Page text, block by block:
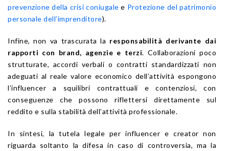
prevenzione della crisi coniugale e Protezione del patrimonio
personale dell’imprenditore).
Infine, non va trascurata la responsabilità derivante dai
rapporti con brand, agenzie e terzi. Collaborazioni poco
strutturate, accordi verbali o contratti standardizzati non
adeguati al reale valore economico dell’attività espongono
l’influencer a squilibri contrattuali e contenziosi, con
conseguenze che possono riflettersi direttamente sul
reddito e sulla stabilità dell’attività professionale.
In sintesi, la tutela legale per influencer e creator non
riguarda soltanto la difesa in caso di controversia, ma la